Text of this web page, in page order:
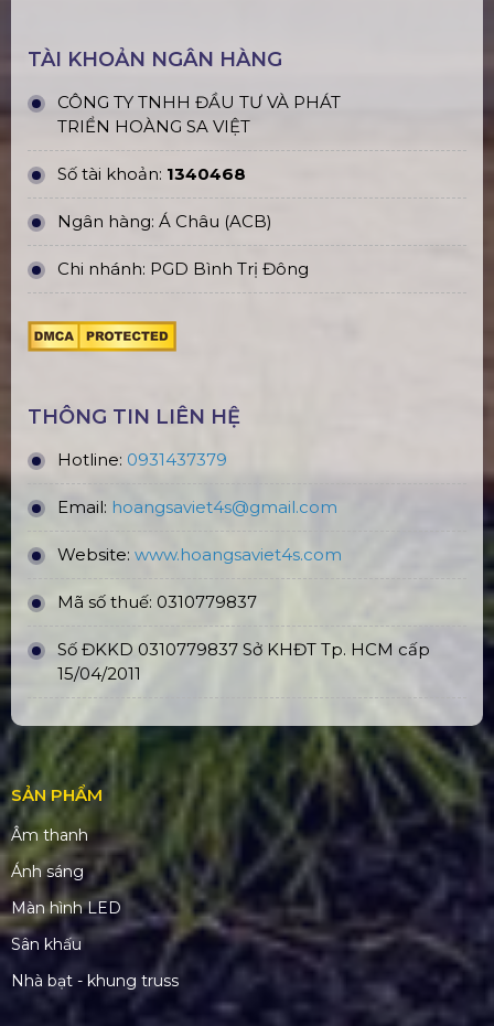
TÀI KHOẢN NGÂN HÀNG
CÔNG TY TNHH ĐẦU TƯ VÀ PHÁT
TRIỂN HOÀNG SA VIỆT
Số tài khoản: 1340468
Ngân hàng: Á Châu (ACB)
Chi nhánh: PGD Bình Trị Đông
THÔNG TIN LIÊN HỆ
Hotline: 0931437379
Email: hoangsaviet4s@gmail.com
Website: www.hoangsaviet4s.com
Mã số thuế: 0310779837
Số ĐKKD 0310779837 Sở KHĐT Tp. HCM cấp
15/04/2011
SẢN PHẨM
Âm thanh
Ánh sáng
Màn hình LED
Sân khấu
Nhà bạt - khung truss